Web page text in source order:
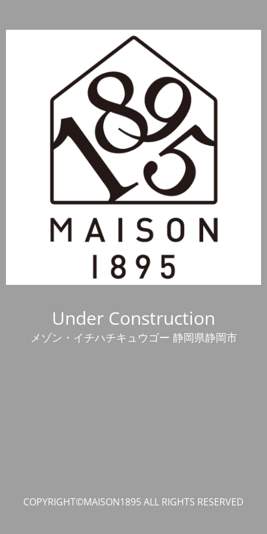
Under Construction
メゾン・イチハチキュウゴー 静岡県静岡市
COPYRIGHT©MAISON1895 ALL RIGHTS RESERVED